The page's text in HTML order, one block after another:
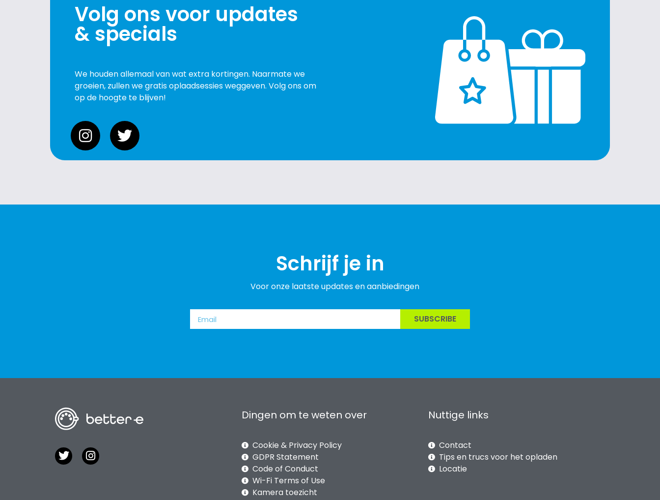
Volg ons voor updates
& specials
We houden allemaal van wat extra kortingen. Naarmate we
groeien, zullen we gratis oplaadsessies weggeven. Volg ons om
op de hoogte te blijven!
Schrijf je in
Voor onze laatste updates en aanbiedingen
SUBSCRIBE
Dingen om te weten over
Cookie & Privacy Policy
GDPR Statement
Code of Conduct
Wi-Fi Terms of Use
Kamera toezicht
Nuttige links
Contact
Tips en trucs voor het opladen
Locatie